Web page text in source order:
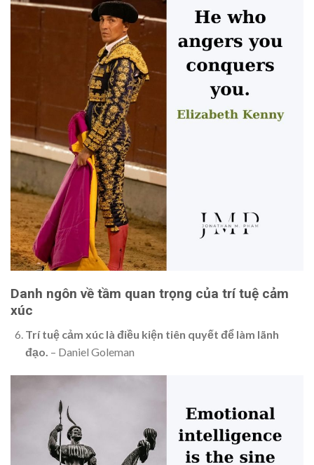
Danh ngôn về tầm quan trọng của trí tuệ cảm
xúc
Trí tuệ cảm xúc là điều kiện tiên quyết để làm lãnh
đạo. – Daniel Goleman